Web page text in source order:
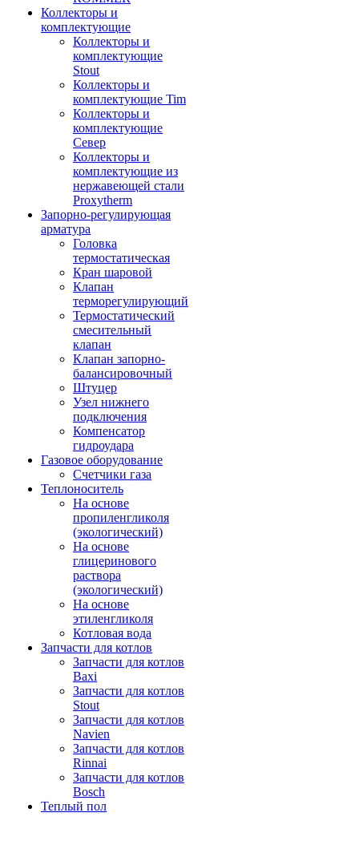
Коллекторы и
комплектующие
Коллекторы и
комплектующие
Stout
Коллекторы и
комплектующие Tim
Коллекторы и
комплектующие
Север
Коллекторы и
комплектующие из
нержавеющей стали
Proxytherm
Запорно-регулирующая
арматура
Головка
термостатическая
Кран шаровой
Клапан
терморегулирующий
Термостатический
смесительный
клапан
Клапан запорно-
балансировочный
Штуцер
Узел нижнего
подключения
Компенсатор
гидроудара
Газовое оборудование
Счетчики газа
Теплоноситель
На основе
пропиленгликоля
(экологический)
На основе
глицеринового
раствора
(экологический)
На основе
этиленгликоля
Котловая вода
Запчасти для котлов
Запчасти для котлов
Baxi
Запчасти для котлов
Stout
Запчасти для котлов
Navien
Запчасти для котлов
Rinnai
Запчасти для котлов
Bosch
Теплый пол